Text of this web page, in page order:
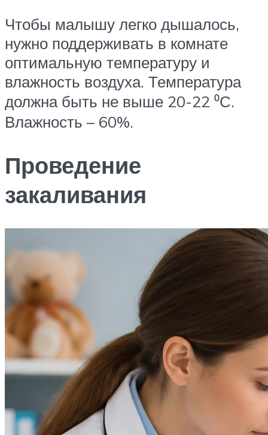
Чтобы малышу легко дышалось,
нужно поддерживать в комнате
оптимальную температуру и
влажность воздуха. Температура
должна быть не выше 20-22 ⁰С.
Влажность – 60%.
Проведение
закаливания